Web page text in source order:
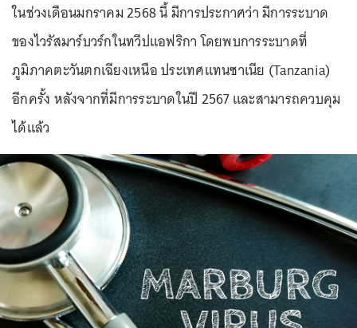
ในช่วงเดือนมกราคม 2568 นี้ มีการประกาศว่า มีการระบาด
ของไวรัสมาร์บวร์กในทวีปแอฟริกา โดยพบการระบาดที่
ภูมิภาคตะวันตกเฉียงเหนือ ประเทศแทนซาเนีย (Tanzania)
อีกครั้ง หลังจากที่มีการระบาดในปี 2567 และสามารถควบคุม
ได้แล้ว